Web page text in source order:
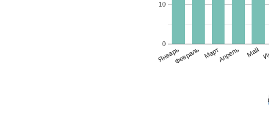
ЯнварьФевраль МартАпрель Май
0
10